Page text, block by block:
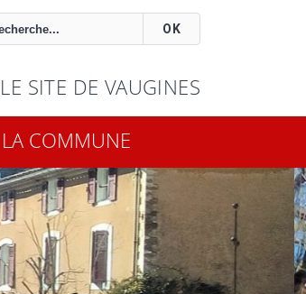
OK
SITE DE VAUGINES
LA COMMUNE